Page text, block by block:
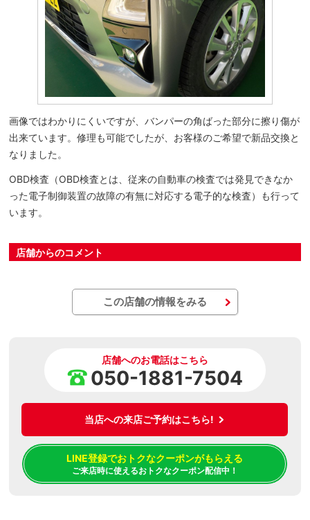
画像ではわかりにくいですが、バンパーの角ばった部分に擦り傷が
出来ています。修理も可能でしたが、お客様のご希望で新品交換と
なりました。
OBD検査（OBD検査とは、従来の自動車の検査では発見できなか
った電子制御装置の故障の有無に対応する電子的な検査）も行って
います。
店舗からのコメント
この店舗の情報をみる
店舗へのお電話はこちら
050-1881-7504
当店への来店ご予約はこちら!
LINE登録でおトクなクーポンがもらえる
ご来店時に使えるおトクなクーポン配信中！